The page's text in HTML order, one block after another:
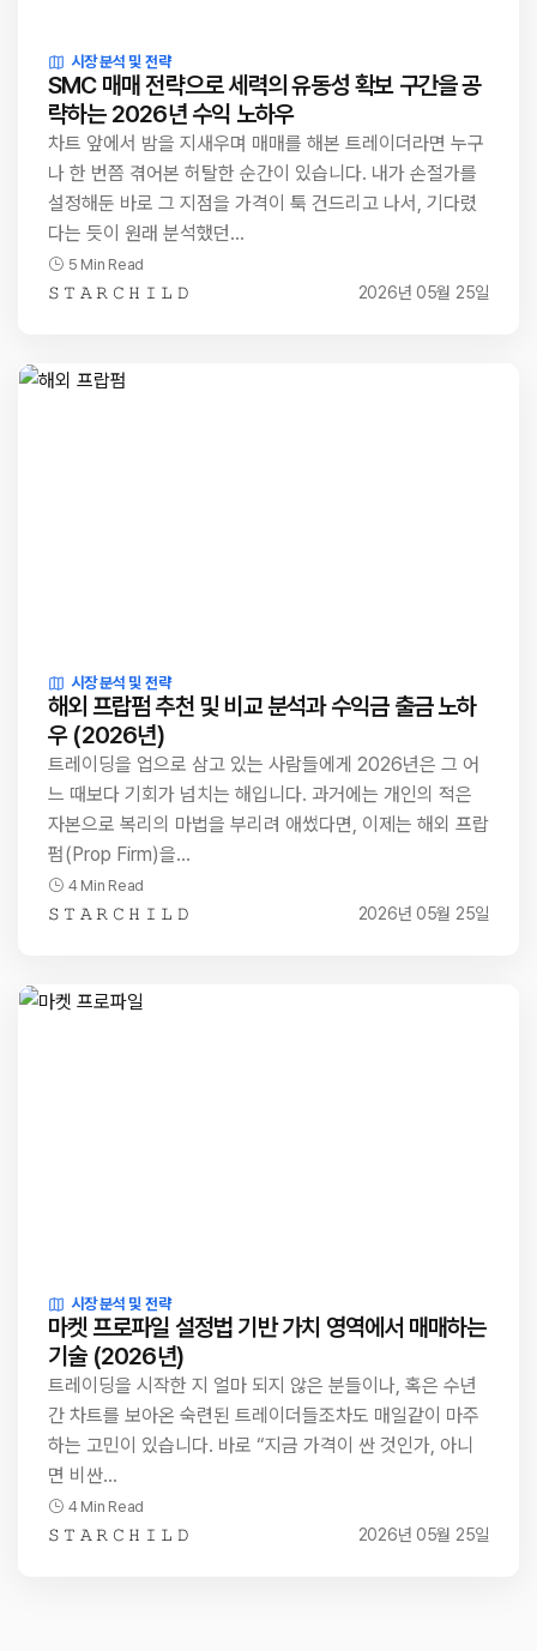
시장 분석 및 전략
SMC 매매 전략으로 세력의 유동성 확보 구간을 공
략하는 2026년 수익 노하우
차트 앞에서 밤을 지새우며 매매를 해본 트레이더라면 누구
나 한 번쯤 겪어본 허탈한 순간이 있습니다. 내가 손절가를
설정해둔 바로 그 지점을 가격이 툭 건드리고 나서, 기다렸
다는 듯이 원래 분석했던…
5 Min Read
𝚂 𝚃 𝙰 𝚁 𝙲 𝙷 𝙸 𝙻 𝙳 2026년 05월 25일
시장 분석 및 전략
해외 프랍펌 추천 및 비교 분석과 수익금 출금 노하
우 (2026년)
트레이딩을 업으로 삼고 있는 사람들에게 2026년은 그 어
느 때보다 기회가 넘치는 해입니다. 과거에는 개인의 적은
자본으로 복리의 마법을 부리려 애썼다면, 이제는 해외 프랍
펌(Prop Firm)을…
4 Min Read
𝚂 𝚃 𝙰 𝚁 𝙲 𝙷 𝙸 𝙻 𝙳 2026년 05월 25일
시장 분석 및 전략
마켓 프로파일 설정법 기반 가치 영역에서 매매하는
기술 (2026년)
트레이딩을 시작한 지 얼마 되지 않은 분들이나, 혹은 수년
간 차트를 보아온 숙련된 트레이더들조차도 매일같이 마주
하는 고민이 있습니다. 바로 “지금 가격이 싼 것인가, 아니
면 비싼…
4 Min Read
𝚂 𝚃 𝙰 𝚁 𝙲 𝙷 𝙸 𝙻 𝙳 2026년 05월 25일